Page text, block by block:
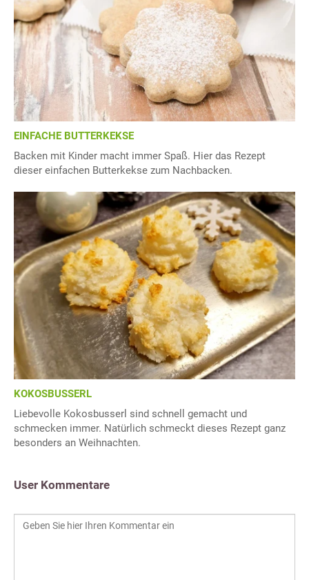
EINFACHE BUTTERKEKSE
Backen mit Kinder macht immer Spaß. Hier das Rezept
dieser einfachen Butterkekse zum Nachbacken.
KOKOSBUSSERL
Liebevolle Kokosbusserl sind schnell gemacht und
schmecken immer. Natürlich schmeckt dieses Rezept ganz
besonders an Weihnachten.
User Kommentare